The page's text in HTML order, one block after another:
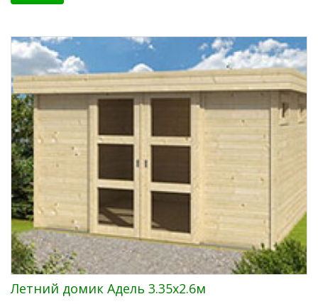
Летний домик Адель 3.35x2.6м